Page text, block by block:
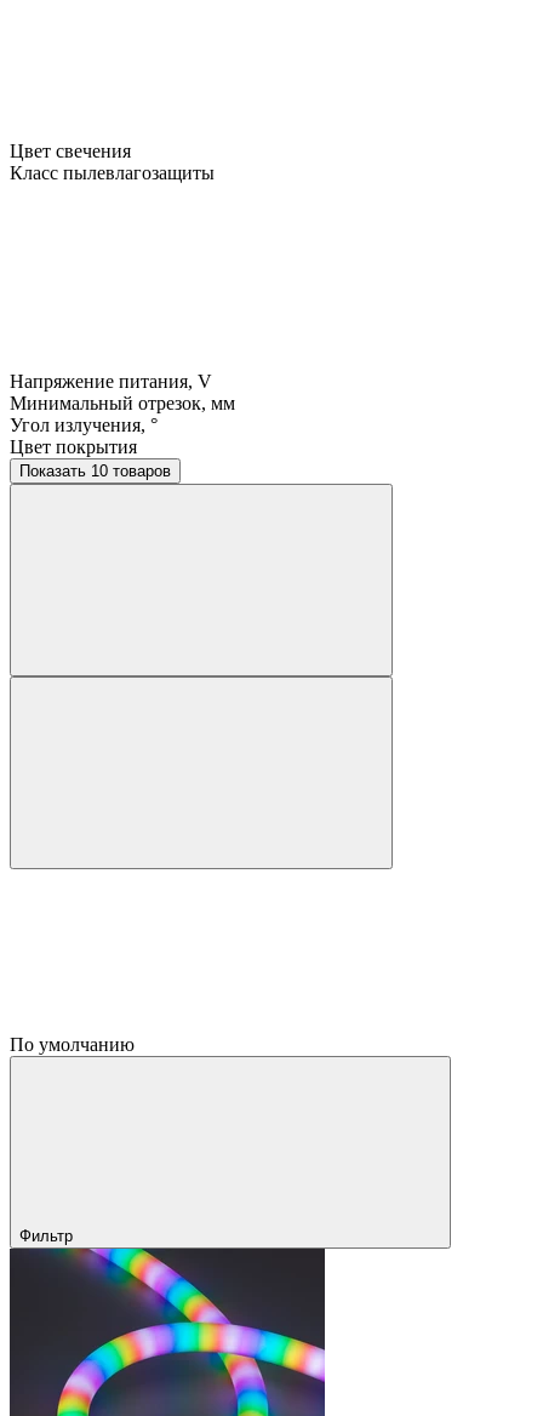
Цвет свечения
Класс пылевлагозащиты
Напряжение питания, V
Минимальный отрезок, мм
Угол излучения, °
Цвет покрытия
Показать 10 товаров
По умолчанию
Фильтр